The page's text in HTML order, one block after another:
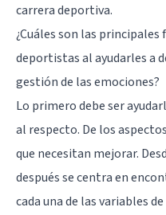
carrera deportiva.
¿Cuáles son las
deportistas al ayudarles a
gestión de las emociones?
Lo primero debe ser
al respecto. De los
que necesitan mejorar.
después se centra en
cada una de las variables